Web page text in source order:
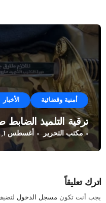
أمنية وقضائية الأخبار
ترقية التلميذ الضابط
مكتب التحرير أغسطس 1, 2023
اترك تعليقاً
يجب أنت تكون مسجل الدخول